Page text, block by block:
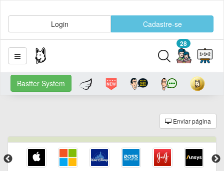
Login Cadastre-se
28
Bastter System
Enviar página